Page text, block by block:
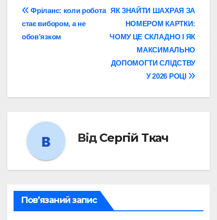
Навігація
записів
ЯК ЗНАЙТИ ШАХРАЯ ЗА
НОМЕРОМ КАРТКИ:
ЧОМУ ЦЕ СКЛАДНО І ЯК
МАКСИМАЛЬНО
ДОПОМОГТИ СЛІДСТВУ
У 2026 РОЦІ
Фріланс: коли робота
стає вибором, а не
обов’язком
Від Сергій Ткач
Пов’язаний запис